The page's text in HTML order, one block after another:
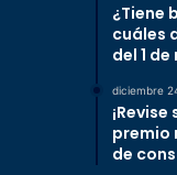
¿Tiene
cuáles
del 1
diciembre
premio
de